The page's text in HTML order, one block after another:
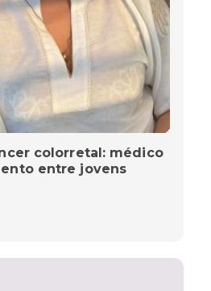
colorretal: médico
entre jovens